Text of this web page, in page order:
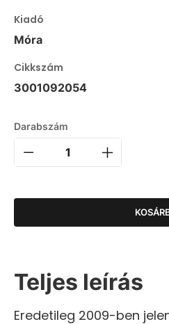
Kiadó
Móra
Cikkszám
3001092054
Darabszám
Teljes leírás
Eredetileg 2009-ben